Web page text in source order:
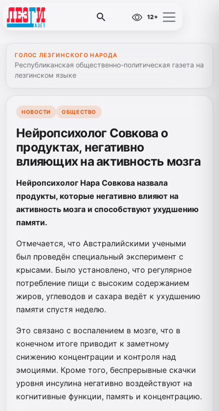
12+
ГОЛОС ЛЕЗГИНСКОГО НАРОДА
Республиканская общественно-политическая газета на
лезгинском языке
НОВОСТИ ОБЩЕСТВО
Нейропсихолог Совкова о
продуктах, негативно
влияющих на активность мозга
Нейропсихолог Нара Совкова назвала
продукты, которые негативно влияют на
активность мозга и способствуют ухудшению
памяти.
Отмечается, что Австралийскими учеными
был проведён специальный эксперимент с
крысами. Было установлено, что регулярное
потребление пищи с высоким содержанием
жиров, углеводов и сахара ведёт к ухудшению
памяти спустя неделю.
Это связано с воспалением в мозге, что в
конечном итоге приводит к заметному
снижению концентрации и контроля над
эмоциями. Кроме того, беспрерывные скачки
уровня инсулина негативно воздействуют на
когнитивные функции, память и концентрацию.